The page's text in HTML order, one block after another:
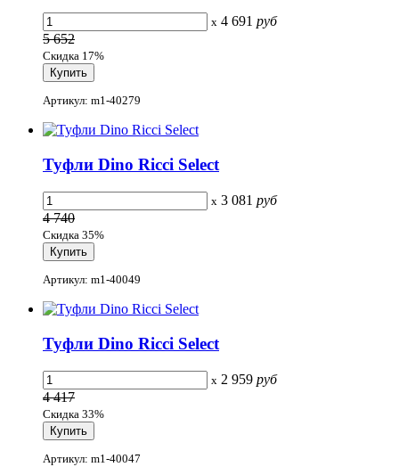
x 4 691 руб
5 652
Скидка 17%
Артикул: m1-40279
Туфли Dino Ricci Select
x 3 081 руб
4 740
Скидка 35%
Артикул: m1-40049
Туфли Dino Ricci Select
x 2 959 руб
4 417
Скидка 33%
Артикул: m1-40047